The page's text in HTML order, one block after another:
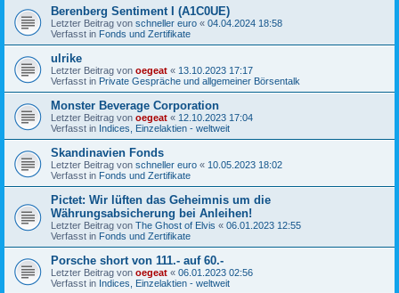
Berenberg Sentiment I (A1C0UE)
Letzter Beitrag von schneller euro « 04.04.2024 18:58
Verfasst in Fonds und Zertifikate
ulrike
Letzter Beitrag von oegeat « 13.10.2023 17:17
Verfasst in Private Gespräche und allgemeiner Börsentalk
Monster Beverage Corporation
Letzter Beitrag von oegeat « 12.10.2023 17:04
Verfasst in Indices, Einzelaktien - weltweit
Skandinavien Fonds
Letzter Beitrag von schneller euro « 10.05.2023 18:02
Verfasst in Fonds und Zertifikate
Pictet: Wir lüften das Geheimnis um die
Währungsabsicherung bei Anleihen!
Letzter Beitrag von The Ghost of Elvis « 06.01.2023 12:55
Verfasst in Fonds und Zertifikate
Porsche short von 111.- auf 60.-
Letzter Beitrag von oegeat « 06.01.2023 02:56
Verfasst in Indices, Einzelaktien - weltweit